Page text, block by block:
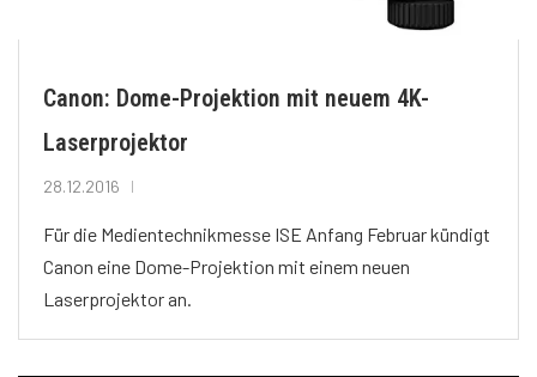
Canon: Dome-Projektion mit neuem 4K-
Laserprojektor
28.12.2016
Für die Medientechnikmesse ISE Anfang Februar kündigt
Canon eine Dome-Projektion mit einem neuen
Laserprojektor an.